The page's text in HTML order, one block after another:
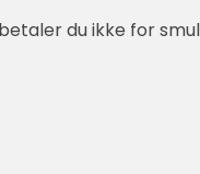
du ikke for